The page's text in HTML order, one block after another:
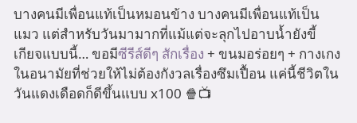
บางคนมีเพื่อนแท้เป็นหมอนข้าง บางคนมีเพื่อนแท้เป็น
แมว แต่สำหรับวันมามากที่แม้แต่จะลุกไปอาบน้ำยังขี้
เกียจแบบนี้… ขอมีซีรีส์ดีๆ สักเรื่อง + ขนมอร่อยๆ + กางเกง
ในอนามัยที่ช่วยให้ไม่ต้องกังวลเรื่องซึมเปื้อน แค่นี้ชีวิตใน
วันแดงเดือดก็ดีขึ้นแบบ x100 🍿📺